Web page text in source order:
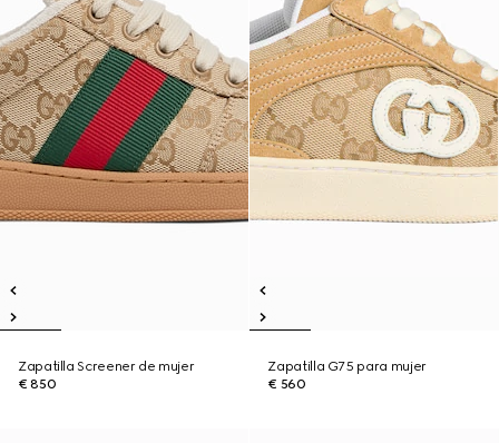
Zapatilla Screener de mujer
€ 850
Zapatilla G75 para mujer
€ 560